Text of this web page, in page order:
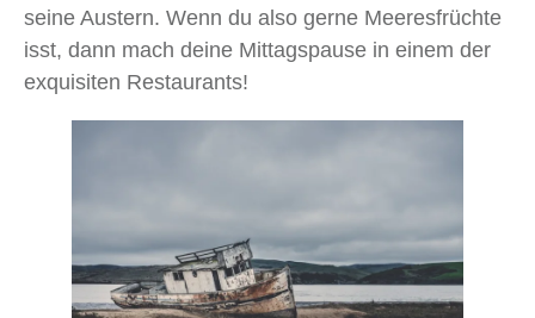
seine Austern. Wenn du also gerne Meeresfrüchte
isst, dann mach deine Mittagspause in einem der
exquisiten Restaurants!